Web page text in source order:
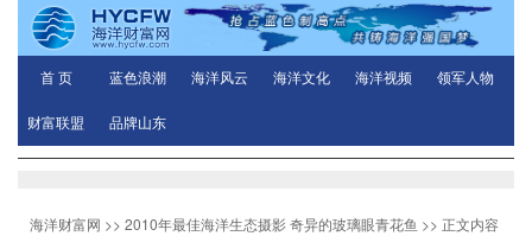
首 页 蓝色浪潮 海洋风云 海洋文化 海洋视频 领军人物
财富联盟 品牌山东
海洋财富网 >> 2010年最佳海洋生态摄影 奇异的玻璃眼青花鱼 >> 正文内容